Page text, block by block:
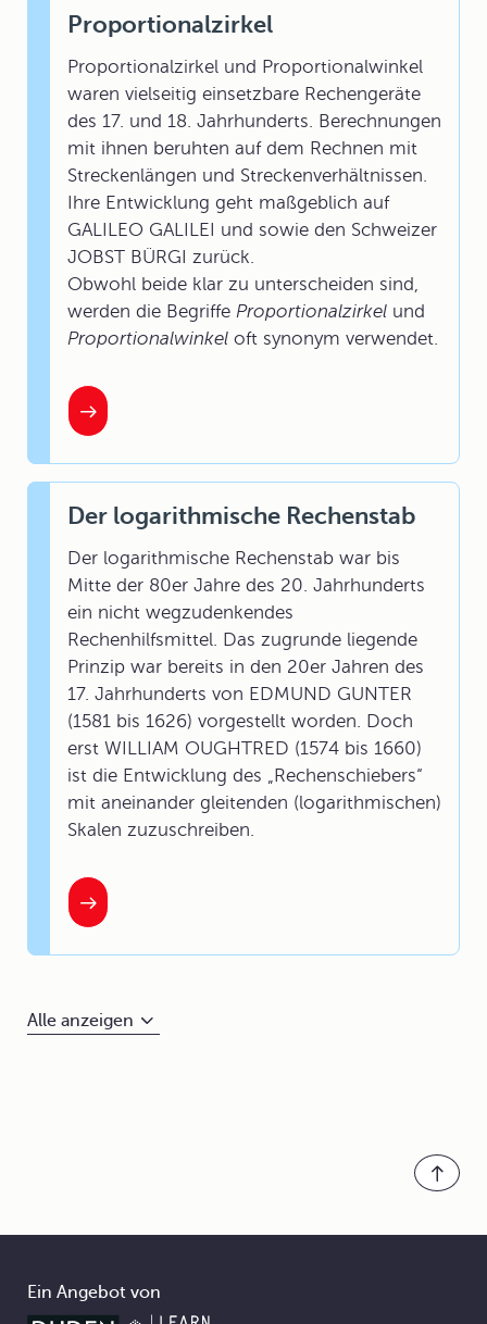
Proportionalzirkel
Proportionalzirkel und Proportionalwinkel
waren vielseitig einsetzbare Rechengeräte
des 17. und 18. Jahrhunderts. Berechnungen
mit ihnen beruhten auf dem Rechnen mit
Streckenlängen und Streckenverhältnissen.
Ihre Entwicklung geht maßgeblich auf
GALILEO GALILEI und sowie den Schweizer
JOBST BÜRGI zurück.
Obwohl beide klar zu unterscheiden sind,
werden die Begriffe Proportionalzirkel und
Proportionalwinkel oft synonym verwendet.
Der logarithmische Rechenstab
Der logarithmische Rechenstab war bis
Mitte der 80er Jahre des 20. Jahrhunderts
ein nicht wegzudenkendes
Rechenhilfsmittel. Das zugrunde liegende
Prinzip war bereits in den 20er Jahren des
17. Jahrhunderts von EDMUND GUNTER
(1581 bis 1626) vorgestellt worden. Doch
erst WILLIAM OUGHTRED (1574 bis 1660)
ist die Entwicklung des „Rechenschiebers“
mit aneinander gleitenden (logarithmischen)
Skalen zuzuschreiben.
Alle anzeigen
Ein Angebot von